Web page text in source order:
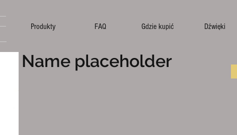
Produkty FAQ Gdzie kupić Dźwięki
Name placeholder